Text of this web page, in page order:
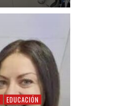
EDUCACIÓN